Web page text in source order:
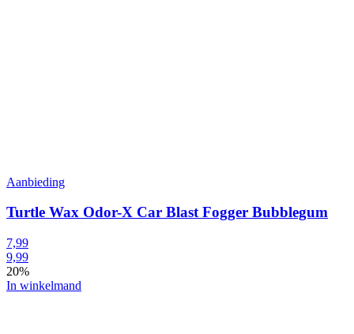
Aanbieding
Turtle Wax Odor-X Car Blast Fogger Bubblegum
7,99
9,99
20%
In winkelmand